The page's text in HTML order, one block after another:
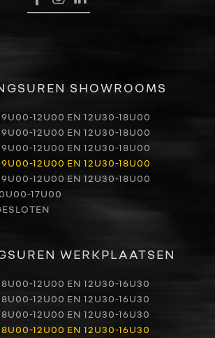
PRO+
NAVERKOOP
VERHUUR
NIEUWS
OVER ONS
WERKEN BIJ
CONTACT
SHOWROOMS
12U00 EN 12U30-18U00
12U00 EN 12U30-18U00
12U00 EN 12U30-18U00
12U00 EN 12U30-18U00
12U00 EN 12U30-18U00
17U00
WERKPLAATSEN
12U00 EN 12U30-16U30
12U00 EN 12U30-16U30
12U00 EN 12U30-16U30
12U00 EN 12U30-16U30